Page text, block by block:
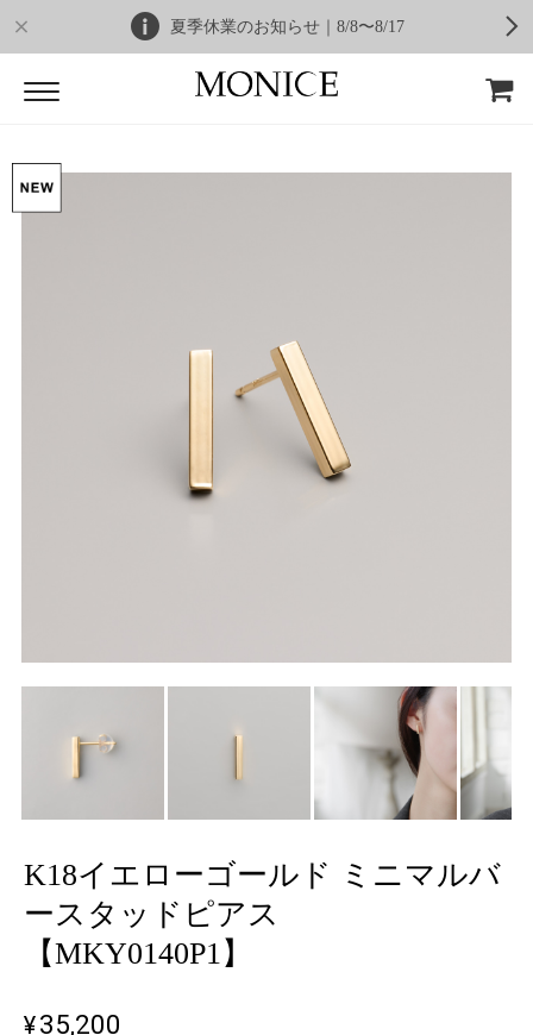
夏季休業のお知らせ｜8/8〜8/17
K18イエローゴールド ミニマルバ
ースタッドピアス
【MKY0140P1】
¥35,200